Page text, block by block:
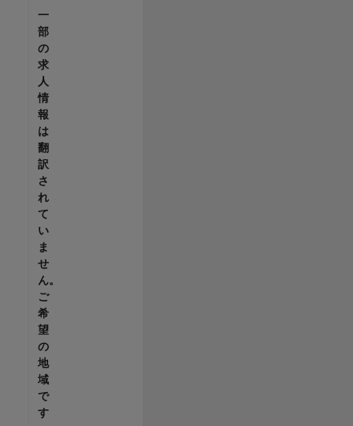
一
部
の
求
人
情
報
は
翻
訳
さ
れ
て
い
ま
せ
ん。
ご
希
望
の
地
域
で
す